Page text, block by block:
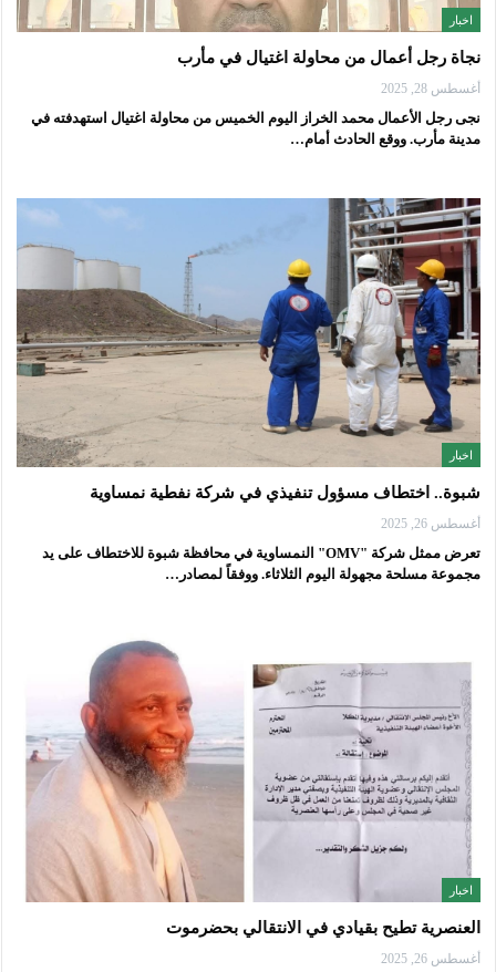
اخبار
نجاة رجل أعمال من محاولة اغتيال في مأرب
أغسطس 28, 2025
نجى رجل الأعمال محمد الخراز اليوم الخميس من محاولة اغتيال استهدفته في
مدينة مأرب. ووقع الحادث أمام…
اخبار
شبوة.. اختطاف مسؤول تنفيذي في شركة نفطية نمساوية
أغسطس 26, 2025
تعرض ممثل شركة "OMV" النمساوية في محافظة شبوة للاختطاف على يد
مجموعة مسلحة مجهولة اليوم الثلاثاء. ووفقاً لمصادر…
اخبار
العنصرية تطيح بقيادي في الانتقالي بحضرموت
أغسطس 26, 2025